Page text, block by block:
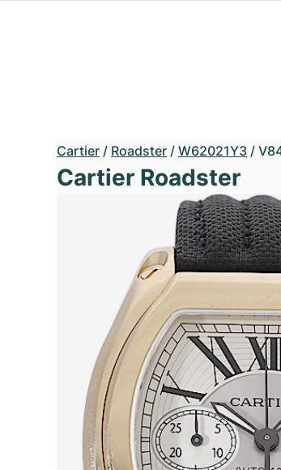
Cartier / Roadster / W62021Y3 /
Cartier Roadster